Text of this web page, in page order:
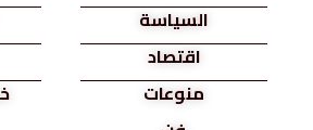
السياسة
اقتصاد
منوعات